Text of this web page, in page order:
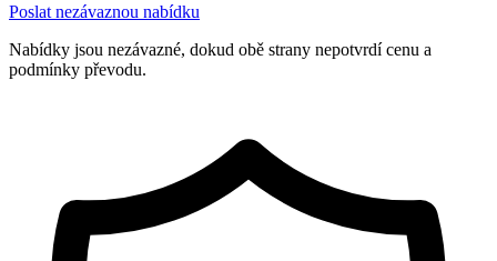
Poslat nezávaznou nabídku
Nabídky jsou nezávazné, dokud obě strany nepotvrdí cenu a
podmínky převodu.